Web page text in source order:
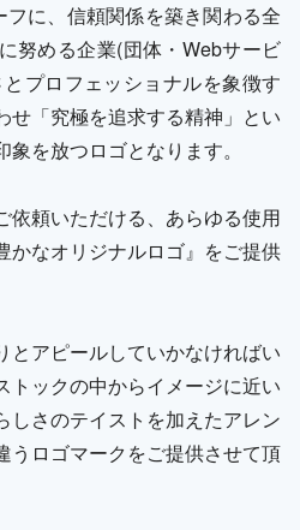
フに、信頼関係を築き関わる全
努める企業(団体・Webサービ
プロフェッショナルを象徴す
せ「究極を追求する精神」とい
を放つロゴとなります。
依頼いただける、あらゆる使用
かなオリジナルロゴ』をご提供
とアピールしていかなければい
トックの中からイメージに近い
しさのテイストを加えたアレン
うロゴマークをご提供させて頂